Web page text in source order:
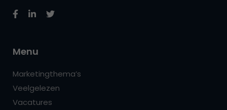
Menu
Marketingthema’s
Veelgelezen
Vacatures